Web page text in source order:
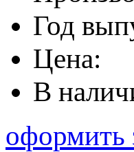
Год
Цена:
В
оформить